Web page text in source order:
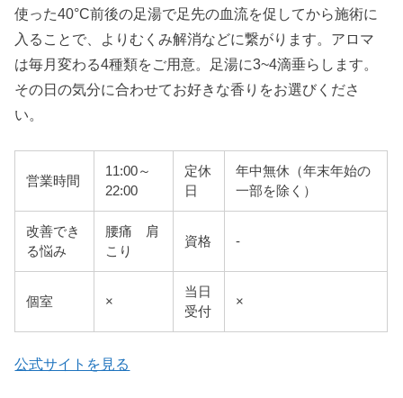
使った40°C前後の足湯で足先の血流を促してから施術に
入ることで、よりむくみ解消などに繋がります。アロマ
は毎月変わる4種類をご用意。足湯に3~4滴垂らします。
その日の気分に合わせてお好きな香りをお選びくださ
い。
営業時間
11:00～
22:00
定休
日
年中無休（年末年始の
一部を除く）
改善でき
る悩み
腰痛 肩
こり
資格 -
個室 ×
当日
受付
×
公式サイトを見る